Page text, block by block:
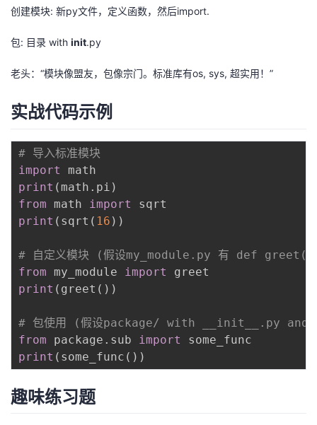
注
开
发
者
学
堂
的
课
我
的
我
的
Programs
我
的
支
持
的
术
我
云
创建模块: 新py文件，定义函数，然后import.
包: 目录 with init.py
老头：“模块像盟友，包像宗门。标准库有os, sys, 超实用！”
实战代码示例
# 导入标准模块
import
print ( math . pi )
from math import
print ( sqrt ( 16 ) )
# 自定义模块 (假设my_module.py 有 def
from my_module import
print ( greet ( ) )
# 包使用 (假设package/ with __init__.py and
from package . sub import
print ( some_func ( ) )
趣味练习题